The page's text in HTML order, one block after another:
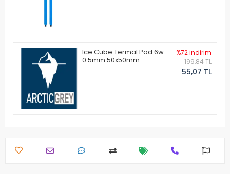
Ice Cube Termal Pad 6w
0.5mm 50x50mm
%72 indirim
199,84 TL
55,07 TL